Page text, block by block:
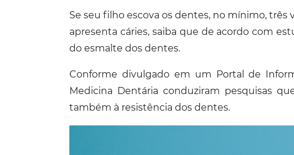
Se seu filho escova os dentes, no mínimo,
apresenta cáries, saiba que de acordo com
do esmalte dos dentes.
Conforme divulgado em um Portal de
Medicina Dentária conduziram pesquisas
também à resistência dos dentes.